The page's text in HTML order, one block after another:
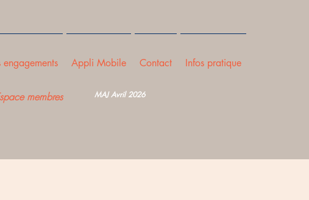
engagements Appli Mobile Contact Infos pratique
membres MAJ Avril 2026